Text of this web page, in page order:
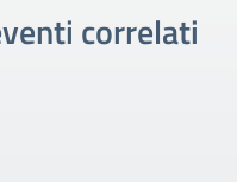
correlati